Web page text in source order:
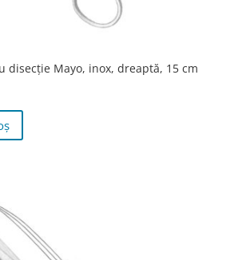
disecţie Mayo, inox, dreaptă, 15 cm